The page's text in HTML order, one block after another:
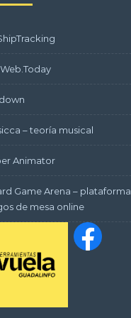
– teoría musical
Animator
Game Arena – plataforma
de mesa online